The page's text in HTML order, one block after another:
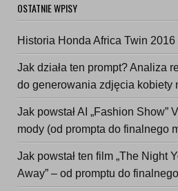
OSTATNIE WPISY
Historia Honda Africa Twin
Jak działa ten prompt? Analiza
do generowania zdjęcia kobiety
Jak powstał AI „Fashion Show”
mody (od prompta do finalnego
Jak powstał ten film „The Night
Away” – od promptu do